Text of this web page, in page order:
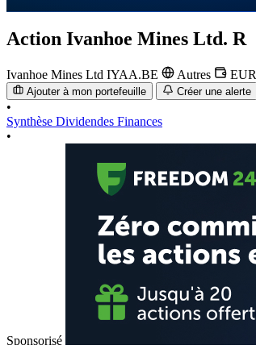
Action Ivanhoe Mines Ltd. R
Ivanhoe Mines Ltd IYAA.BE Autres EUR
Ajouter à mon portefeuille Créer une alerte
•
Synthèse Dividendes Finances
•
Sponsorisé